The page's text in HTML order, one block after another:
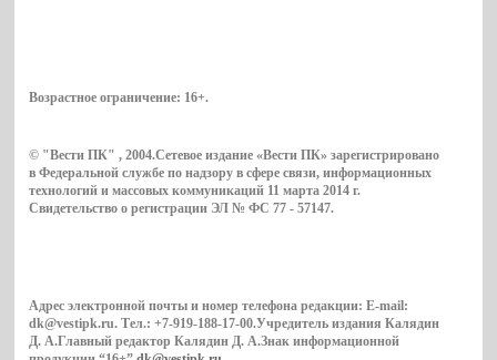
Возрастное ограничение: 16+.
© "Вести ПК" , 2004.Сетевое издание «Вести ПК» зарегистрировано
в Федеральной службе по надзору в сфере связи, информационных
технологий и массовых коммуникаций 11 марта 2014 г.
Свидетельство о регистрации ЭЛ № ФС 77 - 57147.
Адрес электронной почты и номер телефона редакции: E-mail:
dk@vestipk.ru. Тел.: +7-919-188-17-00.Учредитель издания Калядин
Д. А.Главный редактор Калядин Д. А.Знак информационной